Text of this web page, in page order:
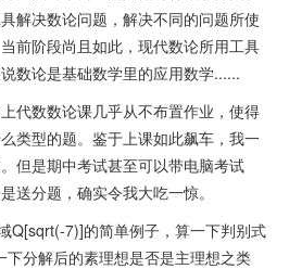
解决数论问题，解决不同的问题所使
前阶段尚且如此，现代数论所用工具
数论是基础数学里的应用数学......
数数论课几乎从不布置作业，使得
类型的题。鉴于上课如此飙车，我一
但是期中考试甚至可以带电脑考试
送分题，确实令我大吃一惊。
7)]的简单例子，算一下判别式
分解后的素理想是否是主理想之类